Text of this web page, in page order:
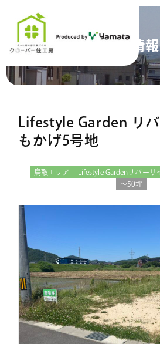
土地情報
Lifestyle Garden リ
もかげ5号地
鳥取エリア Lifestyle Gardenリバーサ
〜50坪